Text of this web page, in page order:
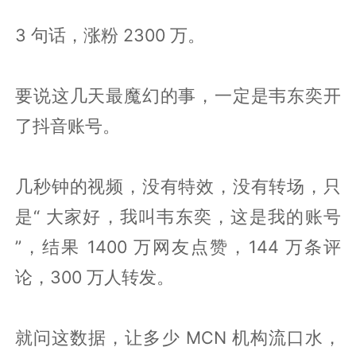
3 句话，涨粉 2300 万。
要说这几天最魔幻的事，一定是韦东奕开
了抖音账号。
几秒钟的视频，没有特效，没有转场，只
是“ 大家好，我叫韦东奕，这是我的账号
”，结果 1400 万网友点赞，144 万条评
论，300 万人转发。
就问这数据，让多少 MCN 机构流口水，